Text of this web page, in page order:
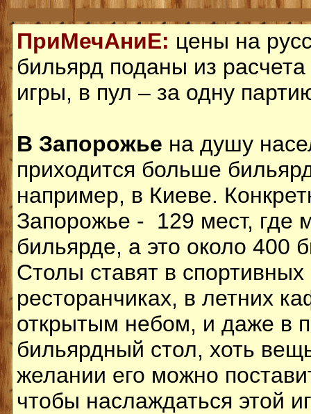
ПриМечАниЕ: цены на
бильярд поданы из расчета
игры, в пул – за одну
В Запорожье на душу
приходится больше
например, в Киеве.
Запорожье - 129 мест, где
бильярде, а это около 400
Столы ставят в
ресторанчиках, в летних
открытым небом, и даже в
бильярдный стол, хоть
желании его можно
чтобы наслаждаться этой